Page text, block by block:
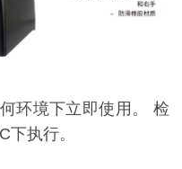
环境下立即使用。 检
下执行。